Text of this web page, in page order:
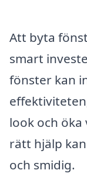
Att byta
smart
fönster kan
look och
rätt hjälp
och smidig.